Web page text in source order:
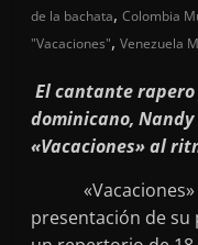
de la bachata,Colombia
"Vacaciones",Venezuela
El cantante
dominicano,
«Vacaciones» al
«Vacaciones»
presentación de su